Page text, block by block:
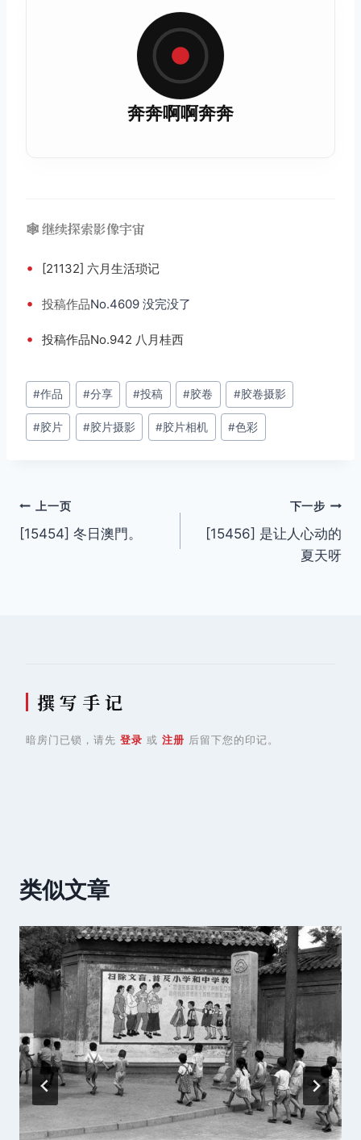
奔奔啊啊奔奔
🕸️ 继续探索影像宇宙
• [21132] 六月生活琐记
• 投稿作品No.4609 没完没了
• 投稿作品No.942 八月桂西
文
章
标
#作品 #分享 #投稿 #胶卷 #胶卷摄影
#胶片 #胶片摄影 #胶片相机 #色彩
文
章
上一页
[15454] 冬日澳門。
下一步
[15456] 是让人心动的
夏天呀
撰 写 手 记
暗房门已锁，请先 登录 或 注册 后留下您的印记。
类似文章